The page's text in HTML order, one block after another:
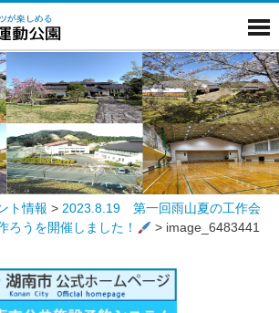
ト情報 > 2023.8.19 第一回雨山夏の工作会
ろうを開催しました！
> image_6483441